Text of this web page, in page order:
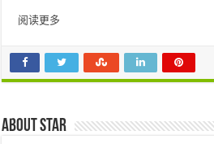
阅读更多
About star